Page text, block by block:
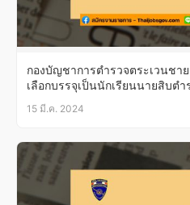
กองบัญชาการตำรวจตระเวนช
เลือกบรรจุเป็นนักเรียนนายสิบตํ
บัดนี้-17มี.ค.67
15 มี.ค. 2024